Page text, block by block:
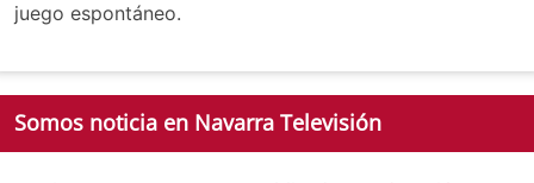
juego espontáneo.
Somos noticia en Navarra Televisión